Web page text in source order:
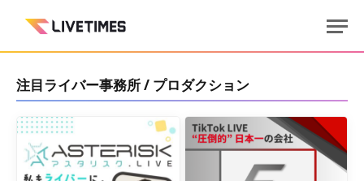
注目ライバー事務所 / プロダクション